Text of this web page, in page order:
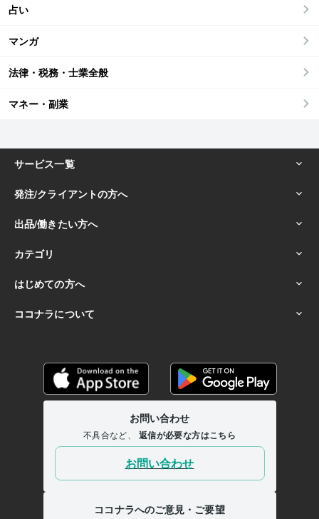
占い
マンガ
法律・税務・士業全般
マネー・副業